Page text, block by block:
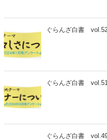
ぐらんざ白書
ぐらんざ白書
ぐらんざ白書